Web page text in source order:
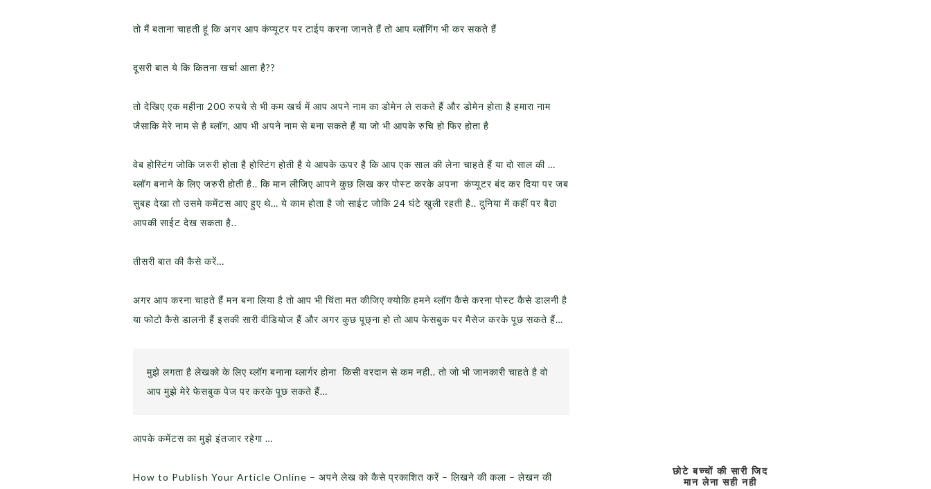
तो मैं बताना चाहती हूं कि अगर आप कंप्यूटर पर टाईप करना जानते हैं तो आप ब्लॉगिंग भी कर सकते हैं
दूसरी बात ये कि कितना खर्चा आता है??
तो देखिए एक महीना 200 रुपये से भी कम खर्च में आप अपने नाम का डोमेन ले सकते हैं और डोमेन होता है हमारा नाम
जैसाकि मेरे नाम से है ब्लॉग, आप भी अपने नाम से बना सकते हैं या जो भी आपके रुचि हो फिर होता है
वेब होस्टिंग जोकि जरुरी होता है होस्टिंग होती है ये आपके ऊपर है कि आप एक साल की लेना चाहते हैं या दो साल की …
ब्लॉग बनाने के लिए जरुरी होती है.. कि मान लीजिए आपने कुछ लिख कर पोस्ट करके अपना कंप्यूटर बंद कर दिया पर जब
सुबह देखा तो उसमे कमेंटस आए हुए थे… ये काम होता है जो साईट जोकि 24 घंटे खुली रहती है.. दुनिया में कहीं पर बैठा
आपकी साईट देख सकता है..
तीसरी बात की कैसे करें…
अगर आप करना चाहते हैं मन बना लिया है तो आप भी चिंता मत कीजिए क्योकि हमने ब्लॉग कैसे करना पोस्ट कैसे डालनी है
या फोटो कैसे डालनी हैं इसकी सारी वीडियोज हैं और अगर कुछ पूछ्ना हो तो आप फेसबुक पर मैसेज करके पूछ सकते हैं…
मुझे लगता है लेखको के लिए ब्लॉग बनाना ब्लार्गर होना किसी वरदान से कम नही.. तो जो भी जानकारी चाहते है वो
आप मुझे मेरे फेसबुक पेज पर करके पूछ सकते हैं…
आपके कमेंटस का मुझे इंतजार रहेगा …
How to Publish Your Article Online – अपने लेख को कैसे प्रकाशित करें – लिखने की कला – लेखन की
छोटे बच्चों की सारी जिद
मान लेना सही नही